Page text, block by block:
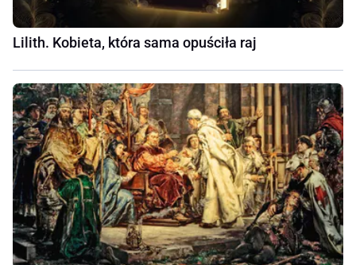
Lilith. Kobieta, która sama opuściła raj